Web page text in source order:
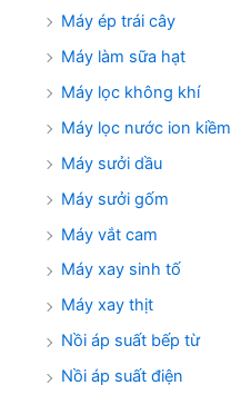
Máy ép trái cây
Máy làm sữa hạt
Máy lọc không khí
Máy lọc nước ion kiềm
Máy sưởi dầu
Máy sưởi gốm
Máy vắt cam
Máy xay sinh tố
Máy xay thịt
Nồi áp suất bếp từ
Nồi áp suất điện